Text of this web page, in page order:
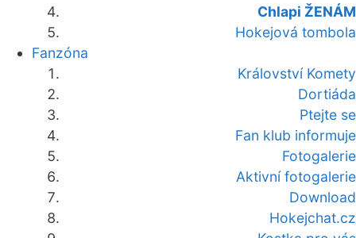
Chlapi ŽENÁM
Hokejová tombola
Fanzóna
Království Komety
Dortiáda
Ptejte se
Fan klub informuje
Fotogalerie
Aktivní fotogalerie
Download
Hokejchat.cz